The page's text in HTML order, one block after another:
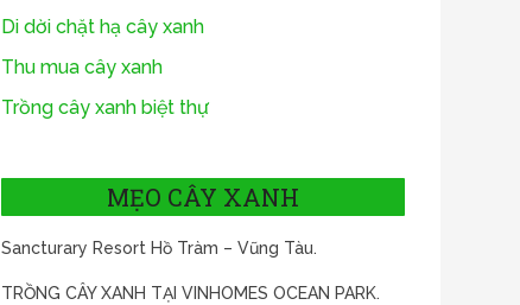
Di dời chặt hạ cây xanh
Thu mua cây xanh
Trồng cây xanh biệt thự
MẸO CÂY XANH
Sancturary Resort Hồ Tràm – Vũng Tàu.
TRỒNG CÂY XANH TẠI VINHOMES OCEAN PARK.